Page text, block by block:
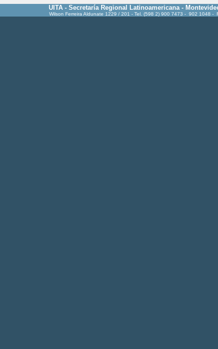
UITA - Secretaría Regional Latinoamericana -
Wilson Ferreira Aldunate 1229 / 201 - Tel. (598 2) 900 7473 - 902 1048 -